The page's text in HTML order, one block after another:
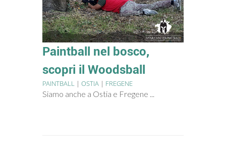
Paintball nel bosco,
scopri il Woodsball
PAINTBALL | OSTIA | FREGENE
Siamo anche a Ostia e Fregene ...